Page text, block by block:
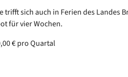
trifft sich auch in Ferien des Landes
für vier Wochen.
€ pro Quartal